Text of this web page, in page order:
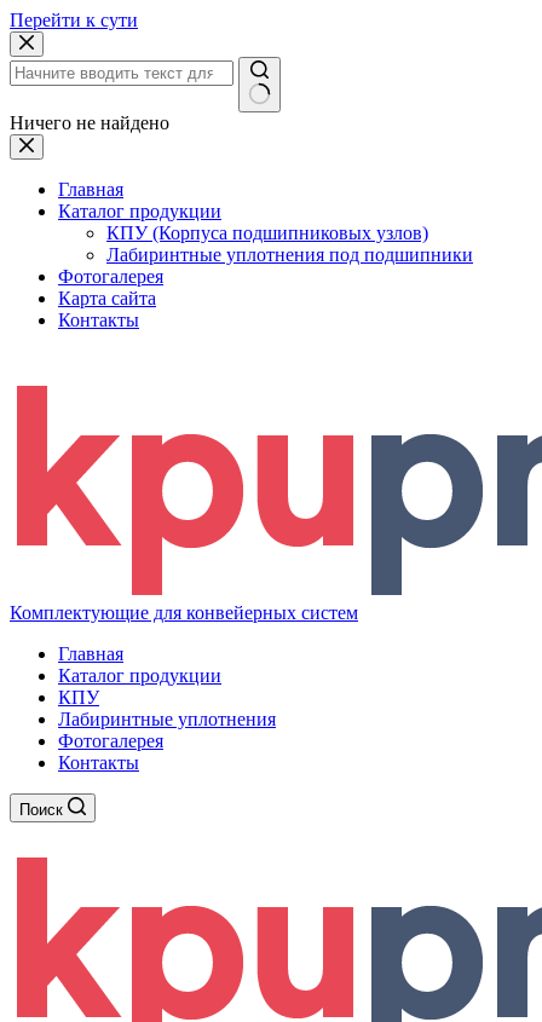
Перейти к сути
Ничего не найдено
Главная
Каталог продукции
КПУ (Корпуса подшипниковых узлов)
Лабиринтные уплотнения под подшипники
Фотогалерея
Карта сайта
Контакты
Комплектующие для конвейерных систем
Главная
Каталог продукции
КПУ
Лабиринтные уплотнения
Фотогалерея
Контакты
Поиск